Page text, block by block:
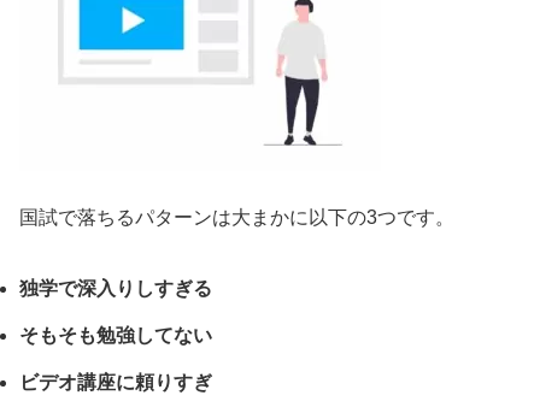
国試で落ちるパターンは大まかに以下の3つです。
独学で深入りしすぎる
そもそも勉強してない
ビデオ講座に頼りすぎ